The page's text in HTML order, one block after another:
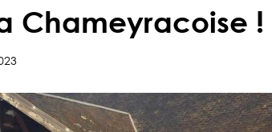
Chameyracoise !